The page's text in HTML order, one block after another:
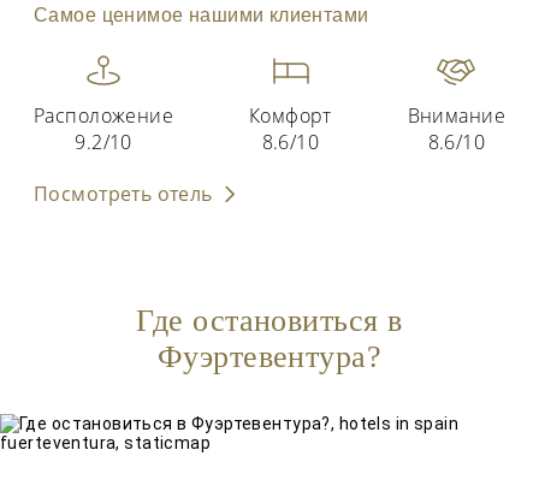
Самое ценимое нашими клиентами
Расположение
9.2/10
Комфорт
8.6/10
Внимание
8.6/10
Посмотреть отель
Где остановиться в
Фуэртевентура?